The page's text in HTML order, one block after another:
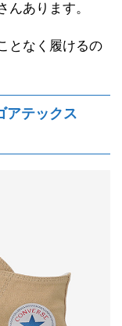
あります。
となく履けるの
アテックス